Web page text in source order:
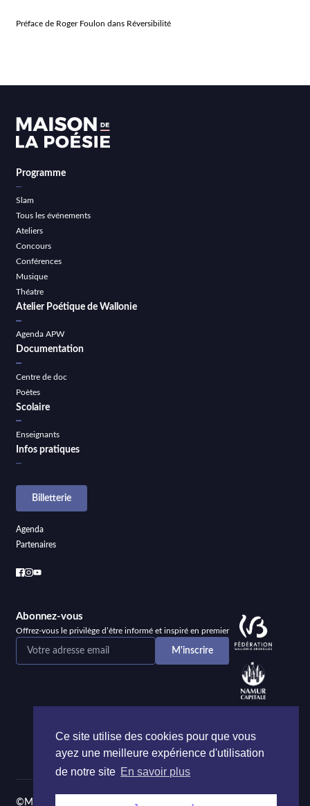
Préface de Roger Foulon dans Réversibilité
Programme
Slam
Tous les événements
Ateliers
Concours
Conférences
Musique
Théatre
Atelier Poétique de Wallonie
Agenda APW
Documentation
Centre de doc
Poètes
Scolaire
Enseignants
Infos pratiques
Billetterie
Agenda
Partenaires
Abonnez-vous
Offrez-vous le privilège d’être informé et inspiré en premier
©Maison de la Poésie et de la Langue française Namur
Ce site utilise des cookies pour que vous
ayez une meilleure expérience d'utilisation
de notre site En savoir plus